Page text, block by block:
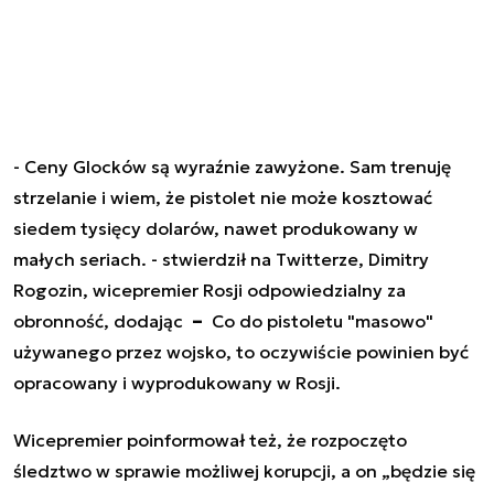
- Ceny Glocków są wyraźnie zawyżone. Sam trenuję
strzelanie i wiem, że pistolet nie może kosztować
siedem tysięcy dolarów, nawet produkowany w
małych seriach. - stwierdził na Twitterze, Dimitry
Rogozin, wicepremier Rosji odpowiedzialny za
obronność, dodając – Co do pistoletu "masowo"
używanego przez wojsko, to oczywiście powinien być
opracowany i wyprodukowany w Rosji.
Wicepremier poinformował też, że rozpoczęto
śledztwo w sprawie możliwej korupcji, a on „będzie się